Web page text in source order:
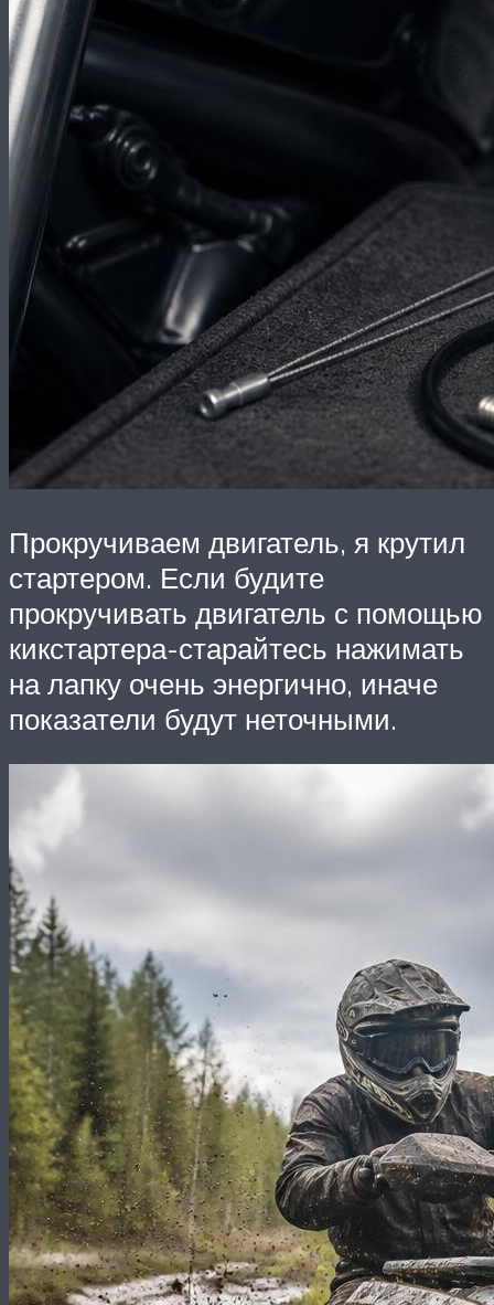
Прокручиваем двигатель, я крутил
стартером. Если будите
прокручивать двигатель с помощью
кикстартера-старайтесь нажимать
на лапку очень энергично, иначе
показатели будут неточными.